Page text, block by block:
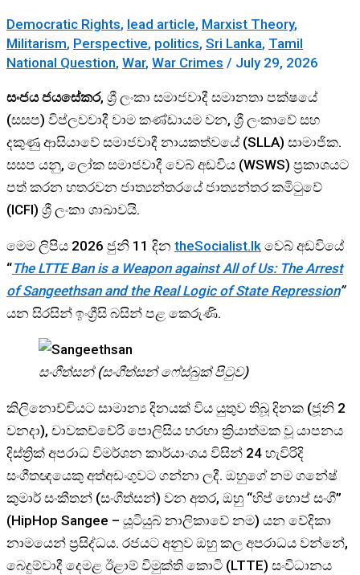
Democratic Rights, lead article, Marxist Theory,
Militarism, Perspective, politics, Sri Lanka, Tamil
National Question, War, War Crimes / July 29, 2026
සංජය ජයසේකර, ශ්‍රී ලංකා සමාජවාදී සමානතා පක්ෂයේ
(සසප) විප්ලවවාදී වාම කණ්ඩායම වන, ශ්‍රී ලංකාවේ සහ
දකුණු ආසියාවේ සමාජවාදී නායකත්වයේ (SLLA) සාමාජික.
සසප යනු, ලෝක සමාජවාදී වෙබ් අඩවිය (WSWS) ප්‍රකාශයට
පත් කරන හතරවන ජාත්‍යන්තරයේ ජාත්‍යන්තර කමිටුවේ
(ICFI) ශ්‍රී ලංකා ශාඛාවයි.
මෙම ලිපිය 2026 ජුනි 11 දින theSocialist.lk වෙබ් අඩවියේ
“The LTTE Ban is a Weapon against All of Us: The Arrest
of Sangeethsan and the Real Logic of State Repression”
යන සිරසින් ඉංග්‍රීසි බසින් පළ කෙරුණි.
සංගීත්සන් (සංගීත්සන් ෆේස්බුක් පිටුව)
කිලිනොච්චියට සාමාන්‍ය දිනයක් විය යුතුව තිබූ දිනක (ජූනි 2
වනදා), චාවකච්චේරි පොලිසිය හරහා ක්‍රියාත්මක වූ යාපනය
දිස්ත්‍රික් අපරාධ විමර්ශන කාර්යාංශය විසින් 24 හැවිරිදි
සංගීතඥයෙකු අත්අඩංගුවට ගන්නා ලදී. ඔහුගේ නම ගනේෂ්
කුමාර් සංකීතන් (සංගීත්සන්) වන අතර, ඔහු “හිප් හොප් සංගී”
(HipHop Sangee – යූටියුබ් නාලිකාවේ නම) යන වේදිකා
නාමයෙන් ප්‍රසිද්ධය. රජයට අනුව ඔහු කල අපරාධය වන්නේ,
බෙදුම්වාදී දෙමළ ඊළාම් විමුක්ති කොටි (LTTE) සංවිධානය